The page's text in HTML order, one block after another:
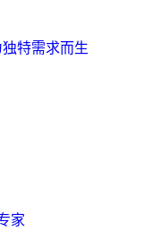
特需求而生
家